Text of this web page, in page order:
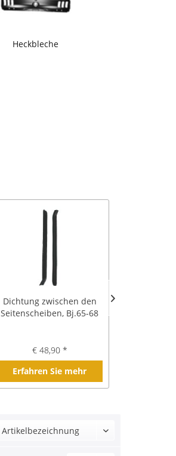
Heckbleche
Dichtung zwischen den
Seitenscheiben, Bj.65-68
€ 48,90 *
Erfahren Sie mehr